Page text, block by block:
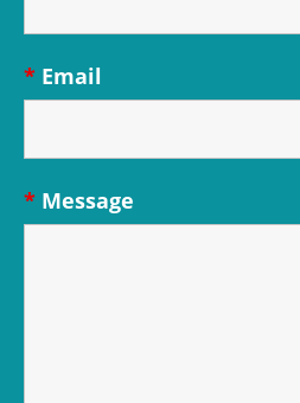
Email
*
Message
*